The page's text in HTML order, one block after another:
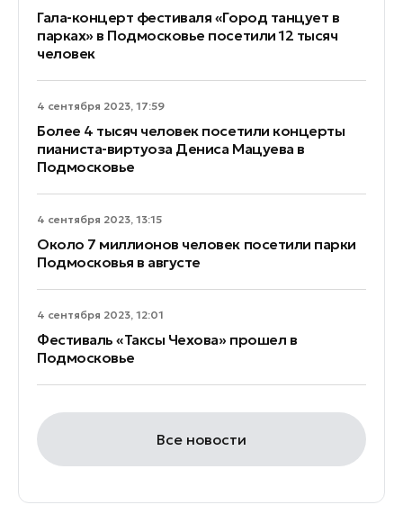
Гала-концерт фестиваля «Город танцует в
парках» в Подмосковье посетили 12 тысяч
человек
4 сентября 2023, 17:59
Более 4 тысяч человек посетили концерты
пианиста-виртуоза Дениса Мацуева в
Подмосковье
4 сентября 2023, 13:15
Около 7 миллионов человек посетили парки
Подмосковья в августе
4 сентября 2023, 12:01
Фестиваль «Таксы Чехова» прошел в
Подмосковье
Все новости